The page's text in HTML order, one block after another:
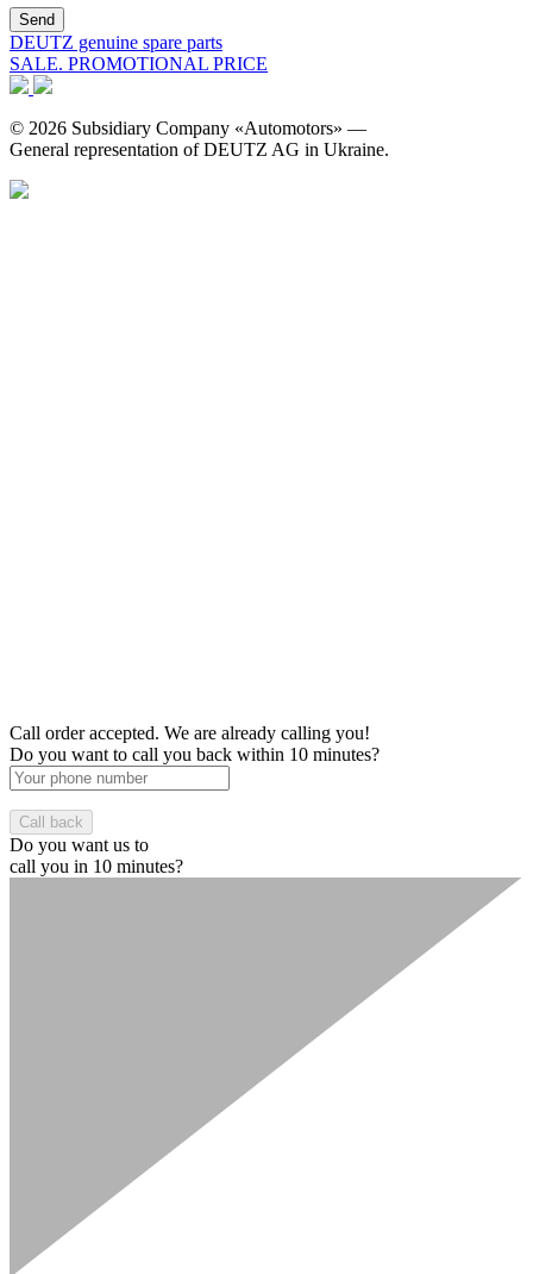
DEUTZ genuine spare parts
SALE. PROMOTIONAL PRICE
© 2026 Subsidiary Company «Automotors» —
General representation of DEUTZ AG in Ukraine.
Call order accepted. We are already calling you!
Do you want to call you back within 10 minutes?
Do you want us to
call you in 10 minutes?